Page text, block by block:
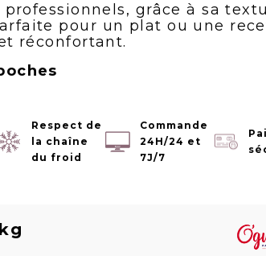
grâce à sa
pour un plat ou une
réconfortant.
Respect de
la chaîne
du froid
Commande
24H/24 et
7J/7